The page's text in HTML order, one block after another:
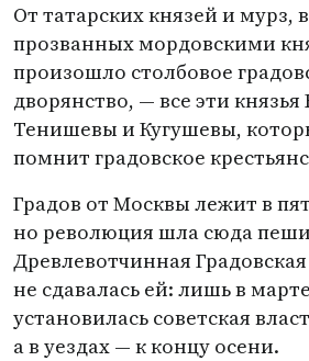
От татарских князей и мурз,
прозванных мордовскими
произошло столбовое
дворянство, — все эти
Тенишевы и Кугушевы,
помнит градовское
Градов от Москвы лежит в
но революция шла сюда
Древлевотчинная
не сдавалась ей: лишь в
установилась советская
а в уездах — к концу осени.